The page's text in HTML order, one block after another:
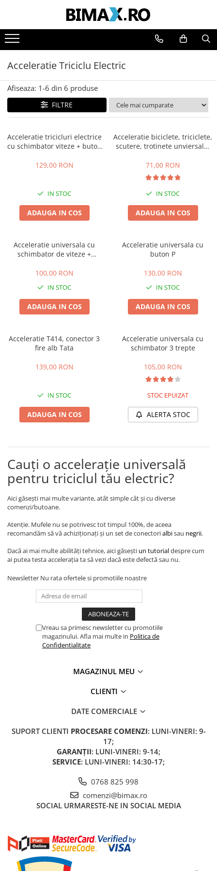
Toate Produsele
Triciclete Electrice
⬇ TIPURI
➔ Cu 1 Loc
➔ Cu 2 Locuri
➔ Acoperita
➔ Adulti - Fara permis
➔ Adulti - cu Cabina
➔ Cu Cabina
➔ Cu Cabina Inchisa
➔ Cu Remorca
➔ Cu Remorca Fara Permis
➔ Fara Permis
➔ 4000W
⬇ MARCI
➔ Kuba
➔ Jinpeng/AMR
➔ Ruris
Controllere
Toate accesoriile la Triciclete
Masini Electrice
Masina Electrica Arora
Masina Electrica 25 km/h
Masina Electrica 2 Locuri fara
Permis
Scutere Electrice
⬇ TIPURI
Cu 2 Roti
Cu 3 Roti
Cu 4 Roti
⬇ MARCI
PIESE DE SCHIMB
Baterii
Baterii 48V
Baterii 60V
Acceleratie Triciclu Electric
Afiseaza: 1-6 din 6 produse
FILTRE
Acceleratie tricicluri electrice
cu schimbator viteze + buton
129,00 RON
IN STOC
ADAUGA IN COS
Acceleratie biciclete, triciclete,
scutere, trotinete unviersala,
71,00 RON
IN STOC
ADAUGA IN COS
Acceleratie universala cu
schimbator de viteze +
100,00 RON
IN STOC
ADAUGA IN COS
Acceleratie universala cu
buton P
130,00 RON
IN STOC
ADAUGA IN COS
Acceleratie T414, conector 3
fire alb Tata
139,00 RON
IN STOC
ADAUGA IN COS
Acceleratie universala cu
schimbator 3 trepte
105,00 RON
STOC EPUIZAT
ALERTA STOC
Cauți o accelerație universală
pentru triciclul tău electric?
Aici găsești mai multe variante, atât simple cât și cu diverse
comenzi/butoane.
Atenție. Mufele nu se potrivesc tot timpul 100%, de aceea
recomandăm să vă achiziționați și un set de conectorialbisau negrii.
Dacă ai mai multe abilități tehnice, aici găsești un tutorialdespre cum
ai putea testa accelerația ta să vezi dacă este defectă sau nu.
Newsletter Nu rata ofertele si promotiile noastre
Vreau sa primesc newsletter cu promotiile
magazinului. Afla mai multe in Politica de
Confidentialitate
MAGAZINUL MEU
CLIENTI
DATE COMERCIALE
SUPORT CLIENTI PROCESARE COMENZI: LUNI-VINERI: 9-
17;
GARANȚII: LUNI-VINERI: 9-14;
SERVICE: LUNI-VINERI: 14:30-17;
0768 825 998
comenzi@bimax.ro
SOCIAL URMARESTE-NE IN SOCIAL MEDIA